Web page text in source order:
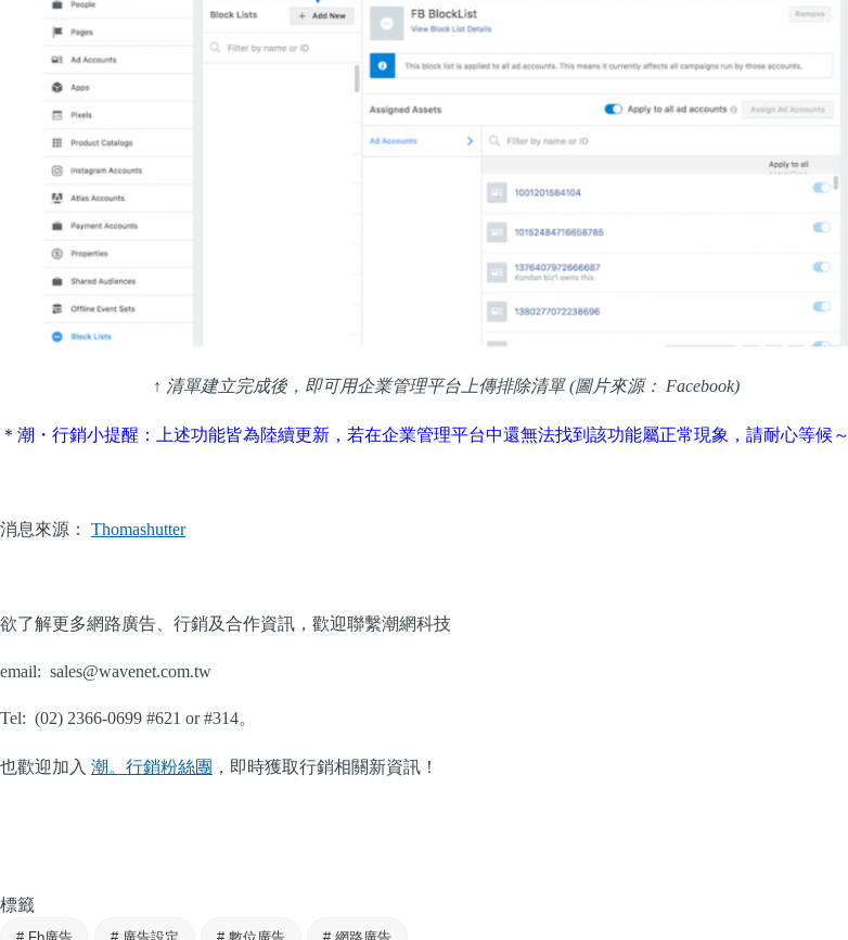
↑ 清單建立完成後，即可用企業管理平台上傳排除清單 (圖片來源： Facebook)
＊潮・行銷小提醒：上述功能皆為陸續更新，若在企業管理平台中還無法找到該功能屬正常現象，請耐心等候～
消息來源： Thomashutter
欲了解更多網路廣告、行銷及合作資訊，歡迎聯繫潮網科技
email: sales@wavenet.com.tw
Tel: (02) 2366-0699 #621 or #314。
也歡迎加入 潮。行銷粉絲團 ，即時獲取行銷相關新資訊！
標籤